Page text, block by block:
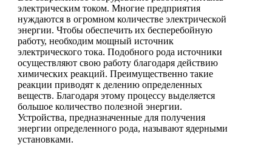
электрическим током. Многие предприятия
нуждаются в огромном количестве электрической
энергии. Чтобы обеспечить их бесперебойную
работу, необходим мощный источник
электрического тока. Подобного рода источники
осуществляют свою работу благодаря действию
химических реакций. Преимущественно такие
реакции приводят к делению определенных
веществ. Благодаря этому процессу выделяется
большое количество полезной энергии.
Устройства, предназначенные для получения
энергии определенного рода, называют ядерными
установками.